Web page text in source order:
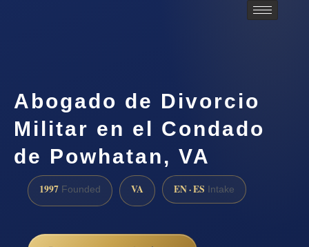
Abogado de Divorcio
Militar en el Condado
de Powhatan, VA
1997 Founded VA EN · ES Intake